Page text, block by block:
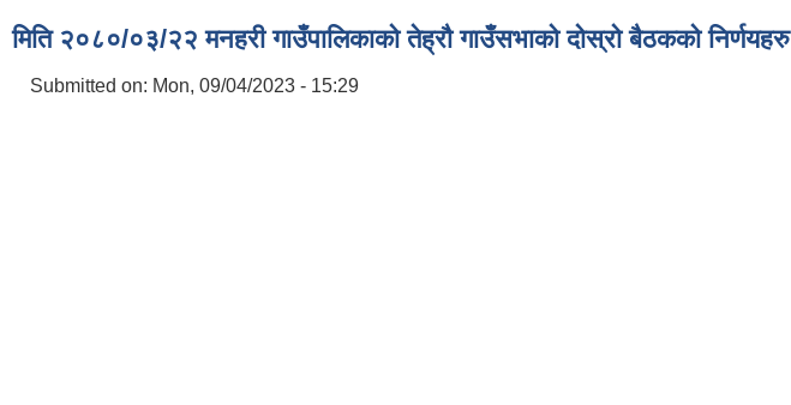
मिति २०८०/०३/२२ मनहरी गाउँपालिकाको तेह्रौ गाउँसभाको दोस्रो बैठकको निर्णयहरु
Submitted on: Mon, 09/04/2023 - 15:29